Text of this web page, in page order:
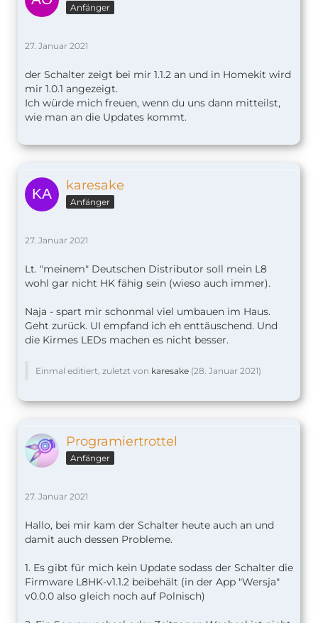
Anfänger
27. Januar 2021
der Schalter zeigt bei mir 1.1.2 an und in Homekit wird
mir 1.0.1 angezeigt.
Ich würde mich freuen, wenn du uns dann mitteilst,
wie man an die Updates kommt.
karesake
Anfänger
27. Januar 2021
Lt. "meinem" Deutschen Distributor soll mein L8
wohl gar nicht HK fähig sein (wieso auch immer).
Naja - spart mir schonmal viel umbauen im Haus.
Geht zurück. UI empfand ich eh enttäuschend. Und
die Kirmes LEDs machen es nicht besser.
Einmal editiert, zuletzt von karesake (28. Januar 2021)
Programiertrottel
Anfänger
27. Januar 2021
Hallo, bei mir kam der Schalter heute auch an und
damit auch dessen Probleme.
1. Es gibt für mich kein Update sodass der Schalter die
Firmware L8HK-v1.1.2 beibehält (in der App "Wersja"
v0.0.0 also gleich noch auf Polnisch)